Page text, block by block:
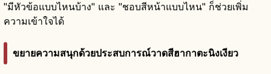
"มีหัวข้อแบบไหนบ้าง" และ "ชอบสีหน้าแบบไหน" ก็ช่วยเพิ่ม
ความเข้าใจได้
ขยายความสนุกด้วยประสบการณ์วาดสีฮากาตะนิงเงียว